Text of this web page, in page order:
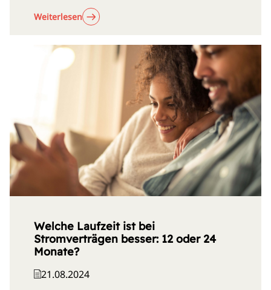
Weiterlesen
Welche Laufzeit ist bei
Stromverträgen besser: 12 oder 24
Monate?
21.08.2024